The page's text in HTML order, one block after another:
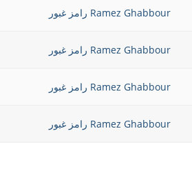
Ramez Ghabbour رامز غبور
Ramez Ghabbour رامز غبور
Ramez Ghabbour رامز غبور
Ramez Ghabbour رامز غبور